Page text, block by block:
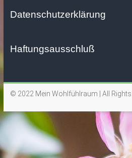
Datenschutzerklärung
Haftungsausschluß
© 2022 Mein Wohlfühlraum | All Rights